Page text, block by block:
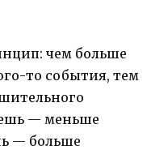
чем больше
то события, тем
— меньше
— больше